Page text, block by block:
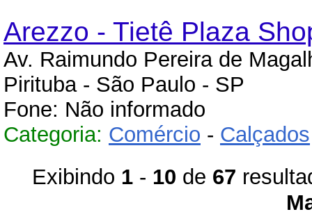
Arezzo - Tietê Plaza
Av. Raimundo Pereira de
Pirituba - São Paulo - SP
Fone: Não informado
Categoria: Comércio - Calçados
Exibindo 1- 10 de 67